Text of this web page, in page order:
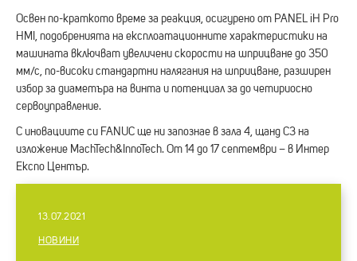
13.07.2021
НОВИНИ
Освен по-краткото време за реакция, осигурено от PANEL iH Pro
HMI, подобренията на експлоатационните характеристики на
машината включват увеличени скорости на шприцване до 350
мм/с, по-високи стандартни налягания на шприцване, разширен
избор за диаметъра на винта и потенциал за до четириосно
сервоуправление.
С иновациите си FANUC ще ни запознае в зала 4, щанд С3 на
изложение MachTech&InnoTech. От 14 до 17 септември – в Интер
Експо Център.